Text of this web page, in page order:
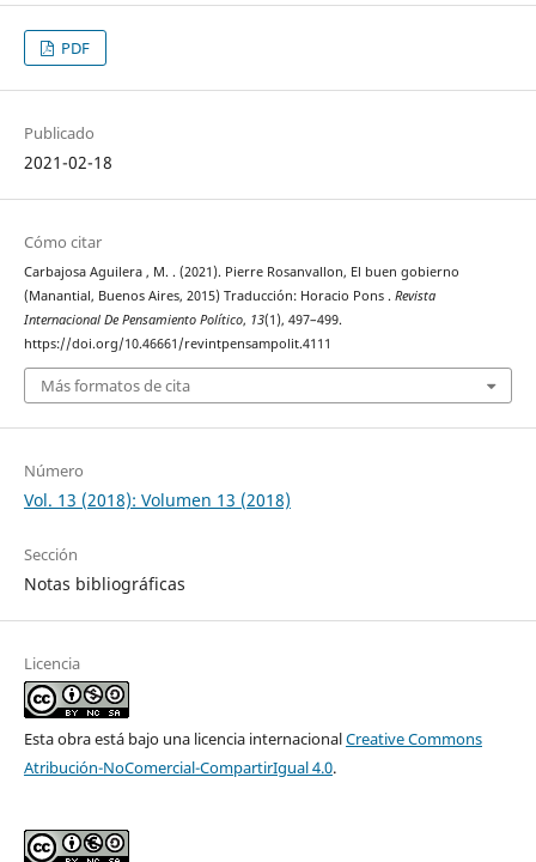
PDF
Publicado
2021-02-18
Cómo citar
Carbajosa Aguilera , M. . (2021). Pierre Rosanvallon, El buen gobierno
(Manantial, Buenos Aires, 2015) Traducción: Horacio Pons . Revista
Internacional De Pensamiento Político, 13(1), 497–499.
https://doi.org/10.46661/revintpensampolit.4111
Más formatos de cita
Número
Vol. 13 (2018): Volumen 13 (2018)
Sección
Notas bibliográficas
Licencia
Esta obra está bajo una licencia internacionalCreative Commons
Atribución-NoComercial-CompartirIgual 4.0.